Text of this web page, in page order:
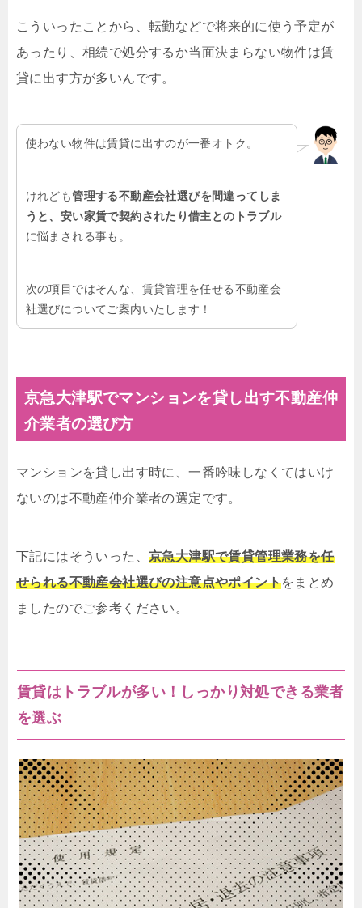
こういったことから、転勤などで将来的に使う予定が
あったり、相続で処分するか当面決まらない物件は賃
貸に出す方が多いんです。
使わない物件は賃貸に出すのが一番オトク。
けれども管理する不動産会社選びを間違ってしま
うと、安い家賃で契約されたり借主とのトラブル
に悩まされる事も。
次の項目ではそんな、賃貸管理を任せる不動産会
社選びについてご案内いたします！
京急大津駅でマンションを貸し出す不動産仲
介業者の選び方
マンションを貸し出す時に、一番吟味しなくてはいけ
ないのは不動産仲介業者の選定です。
下記にはそういった、 京急大津駅で賃貸管理業務を任
せられる不動産会社選びの注意点やポイントをまとめ
ましたのでご参考ください。
賃貸はトラブルが多い！しっかり対処できる業者
を選ぶ